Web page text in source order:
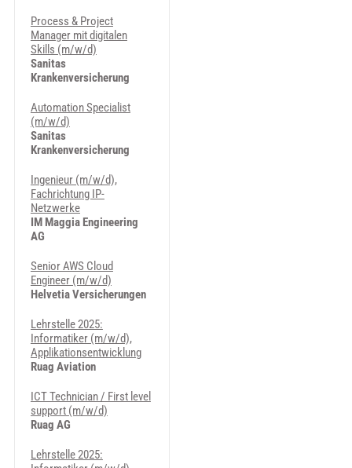
Process & Project
Manager mit digitalen
Skills (m/w/d)
Sanitas
Krankenversicherung
Automation Specialist
(m/w/d)
Sanitas
Krankenversicherung
Ingenieur (m/w/d),
Fachrichtung IP-
Netzwerke
IM Maggia Engineering
AG
Senior AWS Cloud
Engineer (m/w/d)
Helvetia Versicherungen
Lehrstelle 2025:
Informatiker (m/w/d),
Applikationsentwicklung
Ruag Aviation
ICT Technician / First level
support (m/w/d)
Ruag AG
Lehrstelle 2025: